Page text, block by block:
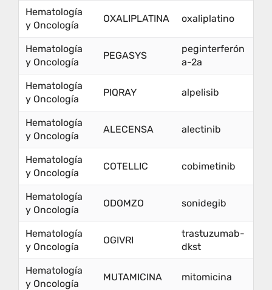
Hematología
y Oncología
OXALIPLATINA oxaliplatino
Hematología
y Oncología
PEGASYS
peginterferón
a-2a
Hematología
y Oncología
PIQRAY alpelisib
Hematología
y Oncología
ALECENSA alectinib
Hematología
y Oncología
COTELLIC cobimetinib
Hematología
y Oncología
ODOMZO sonidegib
Hematología
y Oncología
OGIVRI
trastuzumab-
dkst
Hematología
y Oncología
MUTAMICINA mitomicina